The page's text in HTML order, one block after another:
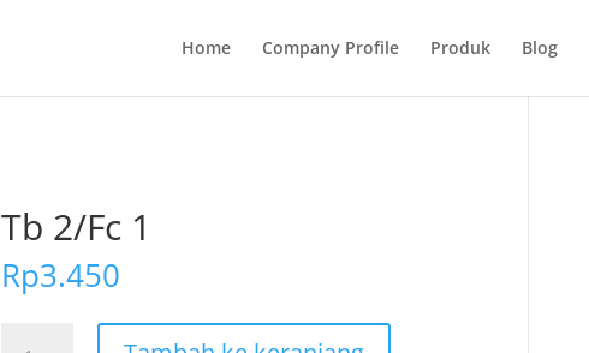
Home Company Profile Produk Blog
Tb 2/Fc 1
Rp3.450